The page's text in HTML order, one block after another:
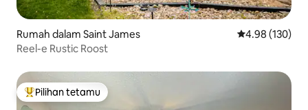
Rumah dalam Saint James Penarafan
4.98 (130)
Reel-e Rustic Roost
Pilihan utama tetamu
Pilihan tetamu